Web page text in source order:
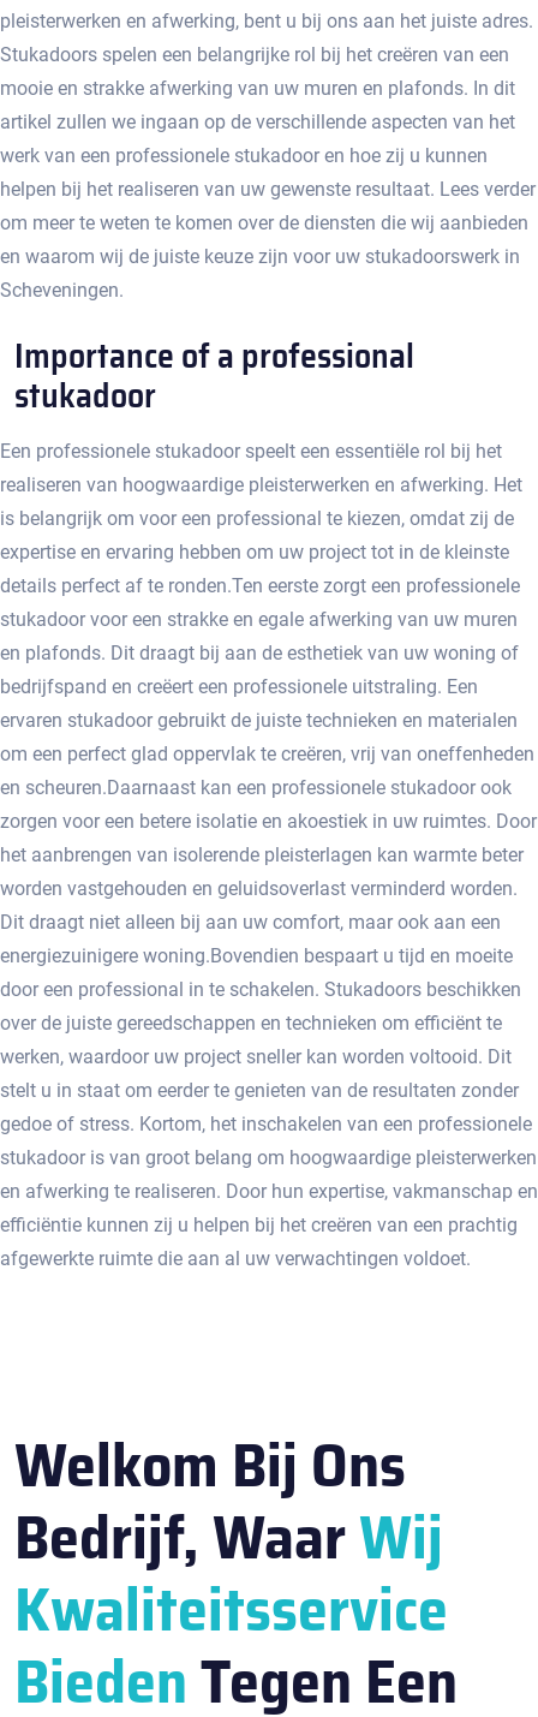
pleisterwerken en afwerking, bent u bij ons aan het juiste adres.​
Stukadoors spelen een belangrijke rol bij het creëren van een
mooie en strakke afwerking van uw muren en plafonds.​ In dit
artikel zullen we ingaan op de verschillende aspecten van het
werk van een professionele stukadoor en hoe zij u kunnen
helpen bij het realiseren van uw gewenste resultaat.​ Lees verder
om meer te weten te komen over de diensten die wij aanbieden
en waarom wij de juiste keuze zijn voor uw stukadoorswerk in
Scheveningen.
Importance of a professional
stukadoor
Een professionele stukadoor speelt een essentiële rol bij het
realiseren van hoogwaardige pleisterwerken en afwerking. Het
is belangrijk om voor een professional te kiezen, omdat zij de
expertise en ervaring hebben om uw project tot in de kleinste
details perfect af te ronden.​ Ten eerste zorgt een professionele
stukadoor voor een strakke en egale afwerking van uw muren
en plafonds.​ Dit draagt bij aan de esthetiek van uw woning of
bedrijfspand en creëert een professionele uitstraling.​ Een
ervaren stukadoor gebruikt de juiste technieken en materialen
om een perfect glad oppervlak te creëren, vrij van oneffenheden
en scheuren.​ Daarnaast kan een professionele stukadoor ook
zorgen voor een betere isolatie en akoestiek in uw ruimtes. Door
het aanbrengen van isolerende pleisterlagen kan warmte beter
worden vastgehouden en geluidsoverlast verminderd worden.​
Dit draagt niet alleen bij aan uw comfort, maar ook aan een
energiezuinigere woning.​ Bovendien bespaart u tijd en moeite
door een professional in te schakelen.​ Stukadoors beschikken
over de juiste gereedschappen en technieken om efficiënt te
werken, waardoor uw project sneller kan worden voltooid.​ Dit
stelt u in staat om eerder te genieten van de resultaten zonder
gedoe of stress. Kortom, het inschakelen van een professionele
stukadoor is van groot belang om hoogwaardige pleisterwerken
en afwerking te realiseren.​ Door hun expertise, vakmanschap en
efficiëntie kunnen zij u helpen bij het creëren van een prachtig
afgewerkte ruimte die aan al uw verwachtingen voldoet.​
Welkom Bij Ons
Bedrijf, WaarWij
Kwaliteitsservice
BiedenTegen Een